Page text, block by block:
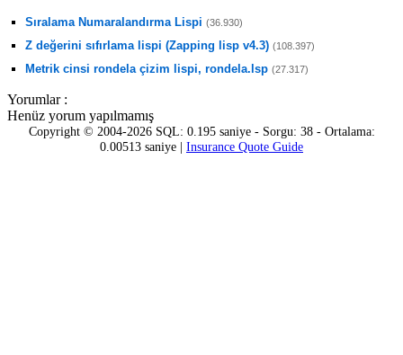
Sıralama Numaralandırma Lispi (36.930)
Z değerini sıfırlama lispi (Zapping lisp v4.3) (108.397)
Metrik cinsi rondela çizim lispi, rondela.lsp (27.317)
Yorumlar :
Henüz yorum yapılmamış
Copyright © 2004-2026 SQL: 0.195 saniye - Sorgu: 38 - Ortalama:
0.00513 saniye | Insurance Quote Guide